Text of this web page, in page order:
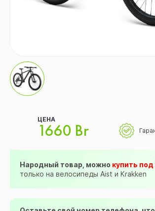
ЦЕНА
1660 Br
Народный товар, можно купить под
только на велосипеды Aist и Krakken